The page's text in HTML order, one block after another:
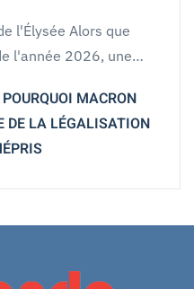
l'Élysée Alors que
l'année 2026, une…
MACRON
DE LA LÉGALISATION